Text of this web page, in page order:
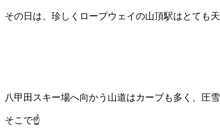
その日は、珍しくロープウェイの山頂駅はとても
八甲田スキー場へ向かう山道はカーブも多く、圧
そこで☝